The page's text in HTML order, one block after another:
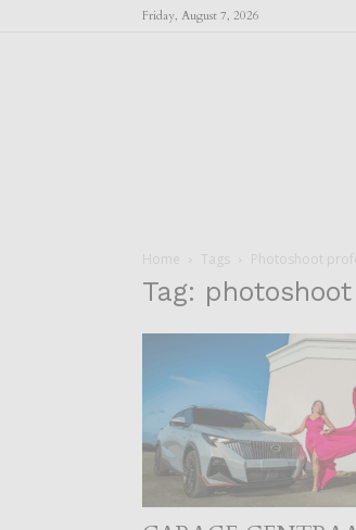
Friday, August 7, 2026
Home Tags Photoshoot
Tag: